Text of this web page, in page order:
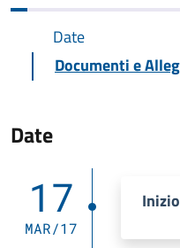
Date
Documenti e
Date
17
MAR/17